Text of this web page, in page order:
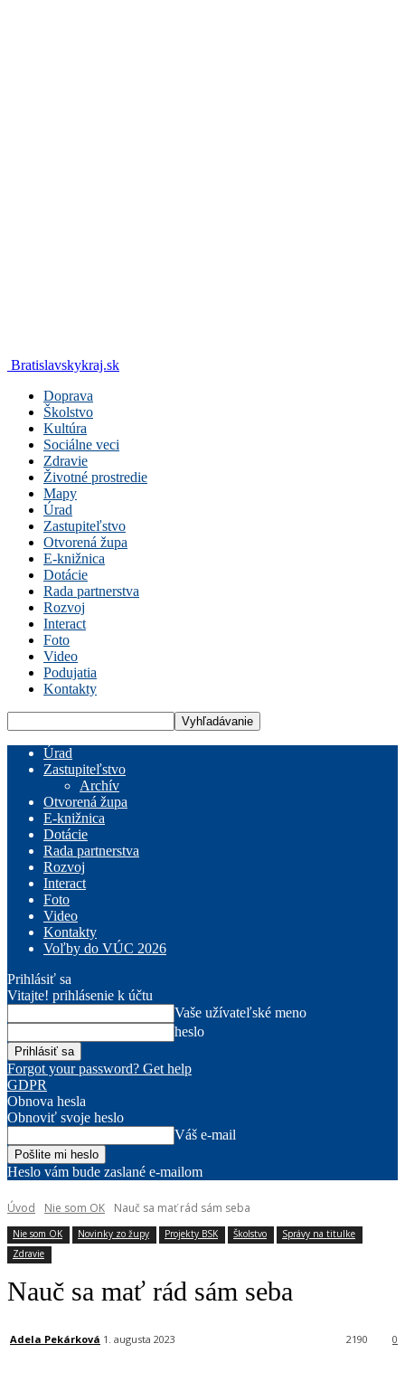
Bratislavskykraj.sk
Doprava
Školstvo
Kultúra
Sociálne veci
Zdravie
Životné prostredie
Mapy
Úrad
Zastupiteľstvo
Otvorená župa
E-knižnica
Dotácie
Rada partnerstva
Rozvoj
Interact
Foto
Video
Podujatia
Kontakty
Úrad
Zastupiteľstvo
Archív
Otvorená župa
E-knižnica
Dotácie
Rada partnerstva
Rozvoj
Interact
Foto
Video
Kontakty
Voľby do VÚC 2026
Prihlásiť sa
Vitajte! prihlásenie k účtu
Vaše užívateľské meno
heslo
Forgot your password? Get help
GDPR
Obnova hesla
Obnoviť svoje heslo
Váš e-mail
Heslo vám bude zaslané e-mailom
Úvod Nie som OK Nauč sa mať rád sám seba
Nie som OK Novinky zo župy Projekty BSK Školstvo
Správy na titulke
Zdravie
Nauč sa mať rád sám seba
Adela Pekárková 1. augusta 2023 0
2190